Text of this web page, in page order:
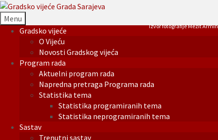
Menu
Gradsko vijeće
O Vijeću
Novosti Gradskog vijeća
Program rada
Aktuelni program rada
Napredna pretraga Programa rada
Statistika tema
Statistika programiranih tema
Statistika neprogramiranih tema
Sastav
Trenutni sastav
Izvor fotografije Mezit Armin